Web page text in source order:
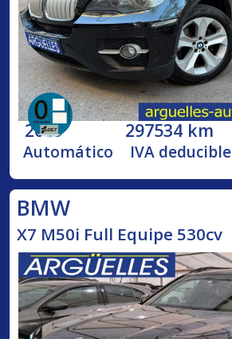
2009 297534 km
Automático IVA deducible
BMW
X7 M50i Full Equipe 530cv